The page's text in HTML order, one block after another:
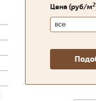
Цена (руб/м2